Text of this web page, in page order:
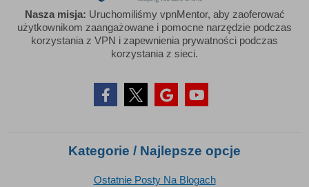
Nasza misja: Uruchomiliśmy vpnMentor, aby zaoferować
użytkownikom zaangażowane i pomocne narzędzie podczas
korzystania z VPN i zapewnienia prywatności podczas
korzystania z sieci.
Kategorie / Najlepsze opcje
Ostatnie Posty Na Blogach